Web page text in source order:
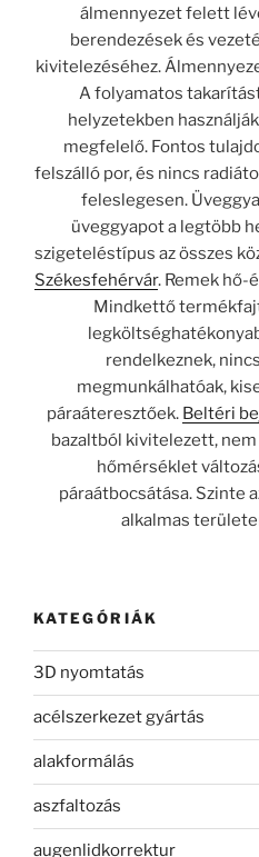
álmennyezet felett
berendezések és
kivitelezéséhez.
A folyamatos
helyzetekben
megfelelő. Fontos
felszálló por, és nincs
feleslegesen.
üveggyapot a legtöbb
szigeteléstípus az összes
Székesfehérvár. Remek hő-
Mindkettő
rendelkeznek,
megmunkálhatóak,
páraáteresztőek. Beltéri
bazaltból kivitelezett,
hőmérséklet
páraátbocsátása. Szinte
alkalmas
KATEGÓRIÁK
3D nyomtatás
acélszerkezet gyártás
alakformálás
aszfaltozás
augenlidkorrektur